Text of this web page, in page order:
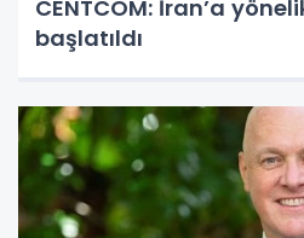
CENTCOM: İran’a
başlatıldı